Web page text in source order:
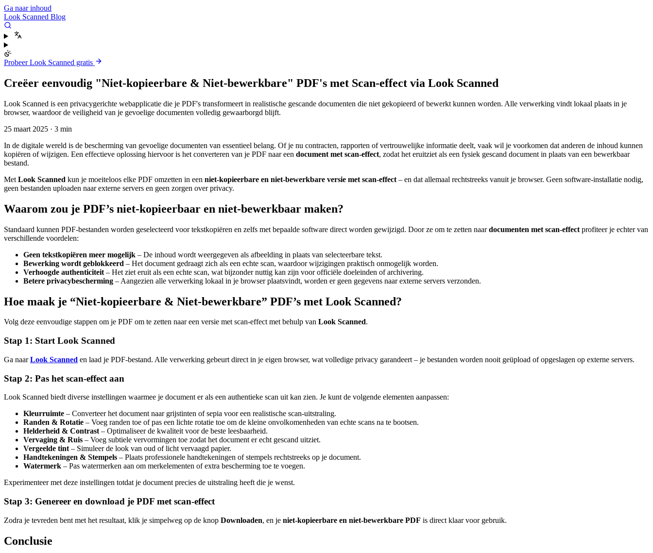
Ga naar inhoud
Look Scanned Blog
Probeer Look Scanned gratis
Creëer eenvoudig "Niet-kopieerbare & Niet-bewerkbare" PDF's met Scan-effect via Look Scanned
Look Scanned is een privacygerichte webapplicatie die je PDF's transformeert in realistische gescande documenten die niet gekopieerd of bewerkt kunnen worden. Alle verwerking vindt lokaal plaats in je
browser, waardoor de veiligheid van je gevoelige documenten volledig gewaarborgd blijft.
25 maart 2025 · 3 min
In de digitale wereld is de bescherming van gevoelige documenten van essentieel belang. Of je nu contracten, rapporten of vertrouwelijke informatie deelt, vaak wil je voorkomen dat anderen de inhoud kunnen
kopiëren of wijzigen. Een effectieve oplossing hiervoor is het converteren van je PDF naar een document met scan-effect, zodat het eruitziet als een fysiek gescand document in plaats van een bewerkbaar
bestand.
Met Look Scanned kun je moeiteloos elke PDF omzetten in een niet-kopieerbare en niet-bewerkbare versie met scan-effect – en dat allemaal rechtstreeks vanuit je browser. Geen software-installatie nodig,
geen bestanden uploaden naar externe servers en geen zorgen over privacy.
Waarom zou je PDF’s niet-kopieerbaar en niet-bewerkbaar maken?
Standaard kunnen PDF-bestanden worden geselecteerd voor tekstkopiëren en zelfs met bepaalde software direct worden gewijzigd. Door ze om te zetten naardocumenten met scan-effect profiteer je echter van
verschillende voordelen:
Geen tekstkopiëren meer mogelijk – De inhoud wordt weergegeven als afbeelding in plaats van selecteerbare tekst.
Bewerking wordt geblokkeerd – Het document gedraagt zich als een echte scan, waardoor wijzigingen praktisch onmogelijk worden.
Verhoogde authenticiteit – Het ziet eruit als een echte scan, wat bijzonder nuttig kan zijn voor officiële doeleinden of archivering.
Betere privacybescherming – Aangezien alle verwerking lokaal in je browser plaatsvindt, worden er geen gegevens naar externe servers verzonden.
Hoe maak je “Niet-kopieerbare & Niet-bewerkbare” PDF’s met Look Scanned?
Volg deze eenvoudige stappen om je PDF om te zetten naar een versie met scan-effect met behulp van Look Scanned.
Stap 1: Start Look Scanned
Ga naarLook Scanned en laad je PDF-bestand. Alle verwerking gebeurt direct in je eigen browser, wat volledige privacy garandeert – je bestanden worden nooit geüpload of opgeslagen op externe servers.
Stap 2: Pas het scan-effect aan
Look Scanned biedt diverse instellingen waarmee je document er als een authentieke scan uit kan zien. Je kunt de volgende elementen aanpassen:
Kleurruimte – Converteer het document naar grijstinten of sepia voor een realistische scan-uitstraling.
Randen & Rotatie – Voeg randen toe of pas een lichte rotatie toe om de kleine onvolkomenheden van echte scans na te bootsen.
Helderheid & Contrast – Optimaliseer de kwaliteit voor de beste leesbaarheid.
Vervaging & Ruis – Voeg subtiele vervormingen toe zodat het document er echt gescand uitziet.
Vergeelde tint – Simuleer de look van oud of licht vervaagd papier.
Handtekeningen & Stempels – Plaats professionele handtekeningen of stempels rechtstreeks op je document.
Watermerk – Pas watermerken aan om merkelementen of extra bescherming toe te voegen.
Experimenteer met deze instellingen totdat je document precies de uitstraling heeft die je wenst.
Stap 3: Genereer en download je PDF met scan-effect
Zodra je tevreden bent met het resultaat, klik je simpelweg op de knop Downloaden, en je niet-kopieerbare en niet-bewerkbare PDF is direct klaar voor gebruik.
Conclusie